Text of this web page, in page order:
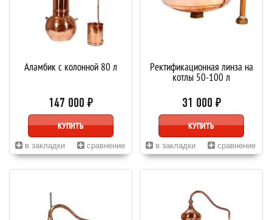
Аламбик с колонной 80 л
147 000 ₽
КУПИТЬ
в закладки сравнение
Ректификационная линза на
котлы 50-100 л
31 000 ₽
КУПИТЬ
в закладки сравнение